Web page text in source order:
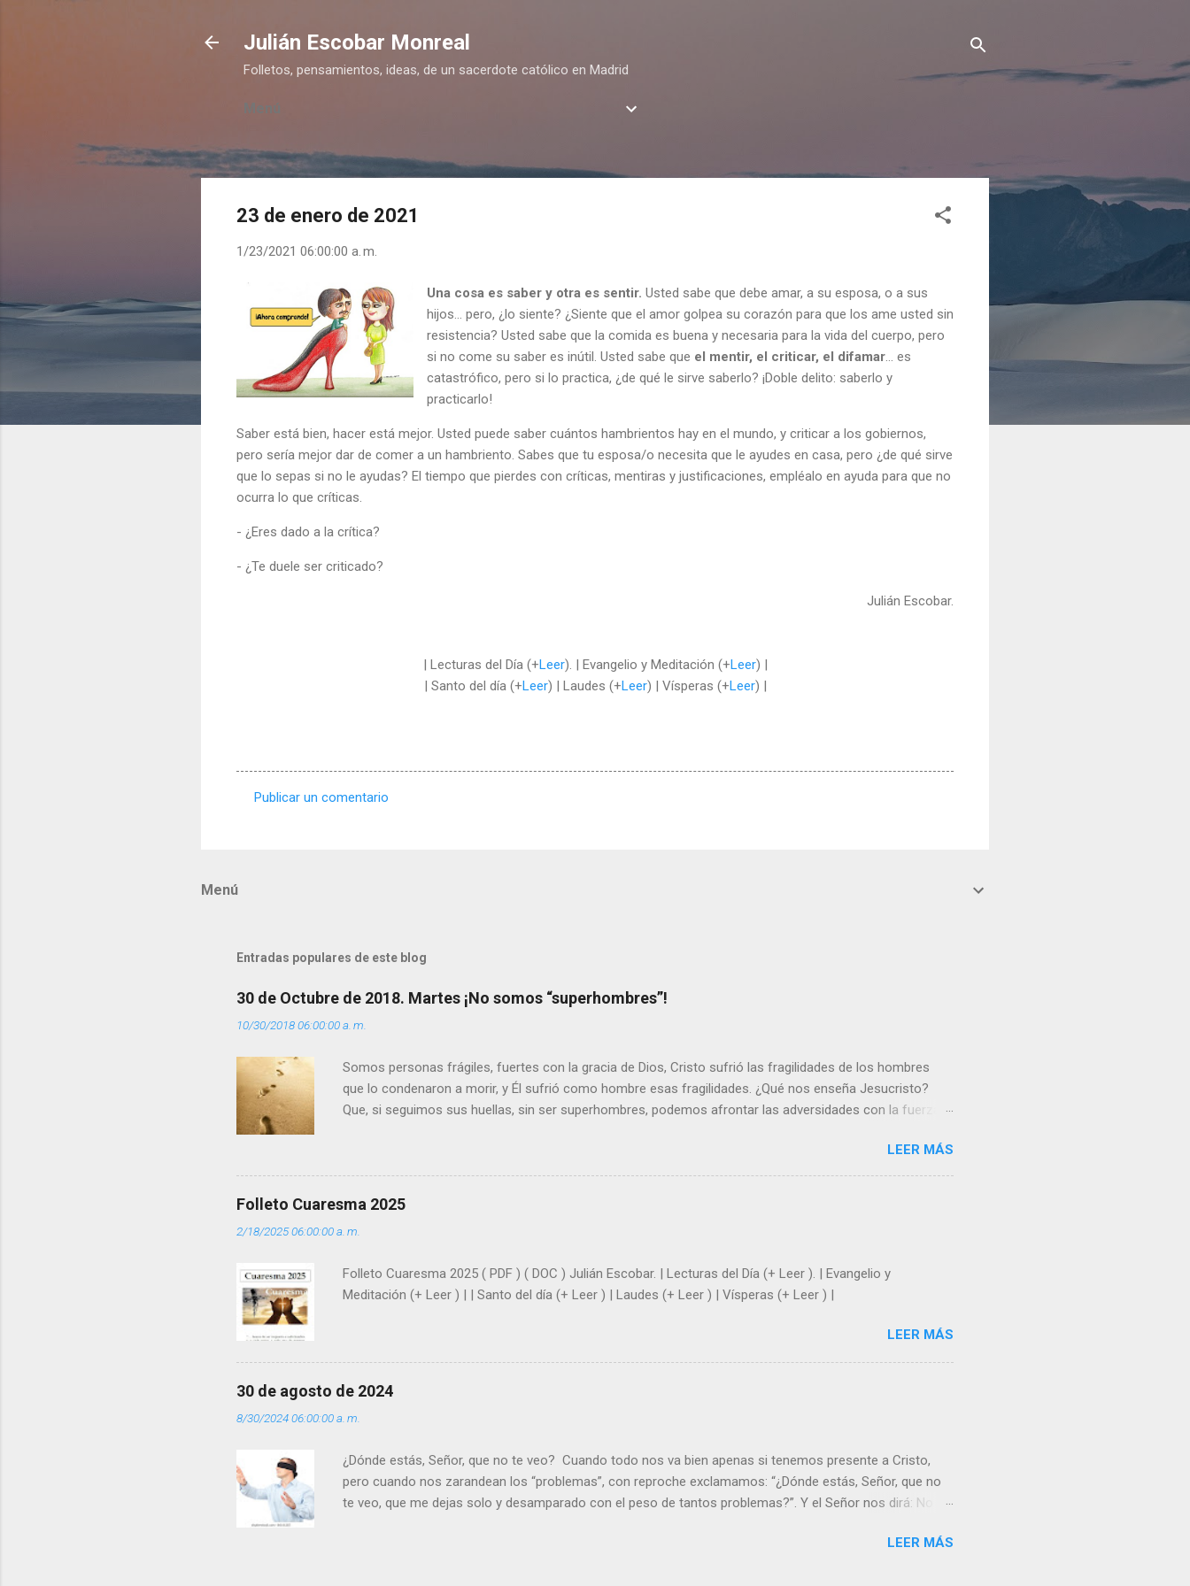
Julián Escobar Monreal
Folletos, pensamientos, ideas, de un sacerdote católico en Madrid
Menú
23 de enero de 2021
1/23/2021 06:00:00 a. m.
Una cosa es saber y otra es sentir. Usted sabe que debe amar, a su esposa, o a sus
hijos… pero, ¿lo siente? ¿Siente que el amor golpea su corazón para que los ame usted sin
resistencia? Usted sabe que la comida es buena y necesaria para la vida del cuerpo, pero
si no come su saber es inútil. Usted sabe que el mentir, el criticar, el difamar … es
catastrófico, pero si lo practica, ¿de qué le sirve saberlo? ¡Doble delito: saberlo y
practicarlo!
Saber está bien, hacer está mejor. Usted puede saber cuántos hambrientos hay en el mundo, y criticar a los gobiernos,
pero sería mejor dar de comer a un hambriento. Sabes que tu esposa/o necesita que le ayudes en casa, pero ¿de qué sirve
que lo sepas si no le ayudas? El tiempo que pierdes con críticas, mentiras y justificaciones, empléalo en ayuda para que no
ocurra lo que críticas.
- ¿Eres dado a la crítica?
- ¿Te duele ser criticado?
Julián Escobar.
| Lecturas del Día (+Leer). | Evangelio y Meditación (+Leer) |
| Santo del día (+Leer) | Laudes (+Leer) | Vísperas (+Leer) |
a
Publicar un comentario
Menú
Entradas populares de este blog
30 de Octubre de 2018. Martes ¡No somos “superhombres”!
10/30/2018 06:00:00 a. m.
Somos personas frágiles, fuertes con la gracia de Dios, Cristo sufrió las fragilidades de los hombres
que lo condenaron a morir, y Él sufrió como hombre esas fragilidades. ¿Qué nos enseña Jesucristo?
Que, si seguimos sus huellas, sin ser superhombres, podemos afrontar las adversidades con la fuerza y
que los demás se sientan acompañados y protegidos por nosotros. “ Señor, soy un árbol sin frutos,
pero tú me das la savia para que al menos mis ramas y hojas den sombra en los días del sol abrasador
”. - ¿Te sientes super hombre? - ¿Superas tu fragilidad con la gracia de Dios? Julián Escobar. | Lecturas
(+ Leer ) |
LEER MÁS
Folleto Cuaresma 2025
2/18/2025 06:00:00 a. m.
Folleto Cuaresma 2025 ( PDF ) ( DOC ) Julián Escobar. | Lecturas del Día (+ Leer ). | Evangelio y
Meditación (+ Leer ) | | Santo del día (+ Leer ) | Laudes (+ Leer ) | Vísperas (+ Leer ) |
LEER MÁS
30 de agosto de 2024
8/30/2024 06:00:00 a. m.
¿Dónde estás, Señor, que no te veo? Cuando todo nos va bien apenas si tenemos presente a Cristo,
pero cuando nos zarandean los “problemas”, con reproche exclamamos: “¿Dónde estás, Señor, que no
te veo, que me dejas solo y desamparado con el peso de tantos problemas?”. Y el Señor nos dirá: No
porque lloras tus problemas y no gozas de la vida. ¿Cómo puedes creer que Yo dejo a nadie sólo con
LEER MÁS